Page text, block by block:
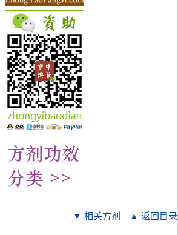
▼ 相关方剂 ▲ 返回目录